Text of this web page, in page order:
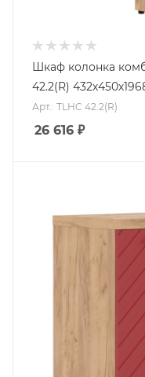
Шкаф колонка
42.2(R)
Арт.: TLHC 42.2(R)
26 616 ₽